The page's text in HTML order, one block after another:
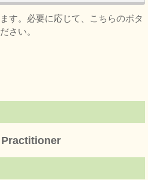
す。必要に応じて、こちらのボタ
さい。